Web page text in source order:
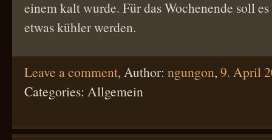
einem kalt wurde. Für das Wochenende soll
etwas kühler werden.
Leave a comment, Author: ngungon, 9. April
Categories: Allgemein